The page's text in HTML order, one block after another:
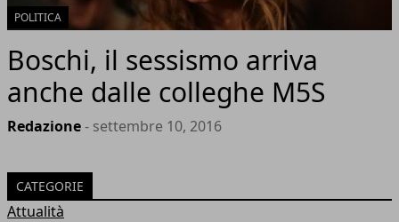
POLITICA
Boschi, il sessismo arriva
anche dalle colleghe M5S
Redazione- settembre 10, 2016
CATEGORIE
Attualità